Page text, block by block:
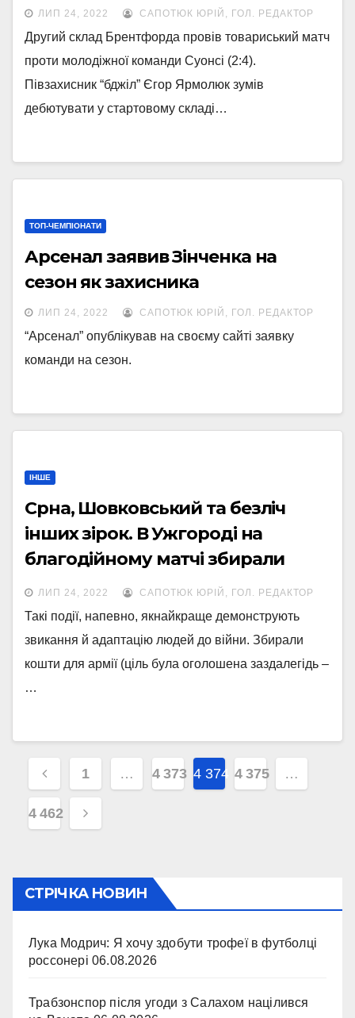
ЛИП 24, 2022 САПОТЮК ЮРІЙ, ГОЛ. РЕДАКТОР
Другий склад Брентфорда провів товариський матч
проти молодіжної команди Суонсі (2:4).
Півзахисник “бджіл” Єгор Ярмолюк зумів
дебютувати у стартовому складі…
ТОП-ЧЕМПІОНАТИ
Арсенал заявив Зінченка на
сезон як захисника
ЛИП 24, 2022 САПОТЮК ЮРІЙ, ГОЛ. РЕДАКТОР
“Арсенал” опублікував на своєму сайті заявку
команди на сезон.
ІНШЕ
Срна, Шовковський та безліч
інших зірок. В Ужгороді на
благодійному матчі збирали
мільйон для ЗСУ
ЛИП 24, 2022 САПОТЮК ЮРІЙ, ГОЛ. РЕДАКТОР
Такі події, напевно, якнайкраще демонструють
звикання й адаптацію людей до війни. Збирали
кошти для армії (ціль була оголошена заздалегідь –
…
Навігація
записів
1 … 4 373 4 374 4 375 …
4 462
СТРІЧКА НОВИН
Лука Модрич: Я хочу здобути трофеї в футболці
россонері 06.08.2026
Трабзонспор після угоди з Салахом націлився